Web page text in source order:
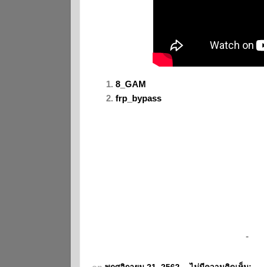
8_GAM
frp_bypass
-